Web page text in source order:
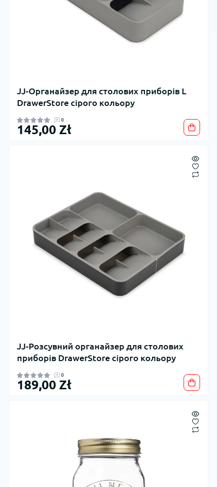
JJ-Органайзер для столових приборів L
DrawerStore сірого кольору
0
145,00 Zł
JJ-Розсувний органайзер для столових
приборів DrawerStore сірого кольору
0
189,00 Zł